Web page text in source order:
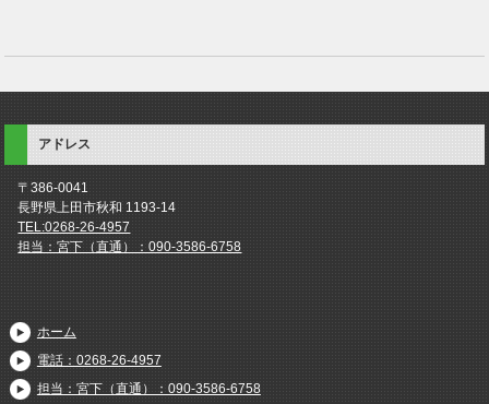
アドレス
〒386-0041
長野県上田市秋和 1193-14
TEL:0268-26-4957
担当：宮下（直通）：090-3586-6758
ホーム
電話：0268-26-4957
担当：宮下（直通）：090-3586-6758